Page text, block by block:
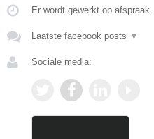
Er wordt gewerkt op afspraak.
Laatste facebook posts ▼
Sociale media: